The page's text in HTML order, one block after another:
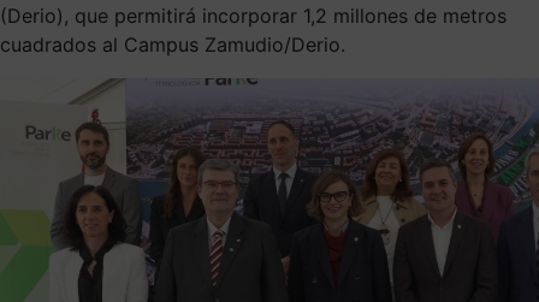
(Derio), que permitirá incorporar 1,2 millones de metros
cuadrados al Campus Zamudio/Derio.